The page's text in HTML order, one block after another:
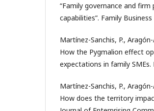
“Family governance and
capabilities”. Family
Martínez-Sanchis, P.,
How the Pygmalion effect
expectations in family SMEs.
Martínez-Sanchis, P.,
How does the territory